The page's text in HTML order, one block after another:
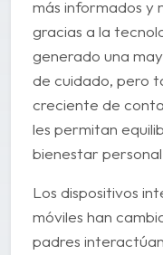
más informados y
gracias a la
generado una
de cuidado, pero
creciente de
les permitan
bienestar
Los dispositivos
móviles han
padres